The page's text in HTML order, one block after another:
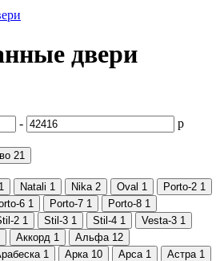
двери
-
р
21
1 Natali 1 Nika 2 Oval 1 Porto-2 1
6 1 Porto-7 1 Porto-8 1
2 1 Stil-3 1 Stil-4 1 Vesta-3 1
Аккорд 1 Альфа 12
1 Арка 10 Арса 1 Астра 1